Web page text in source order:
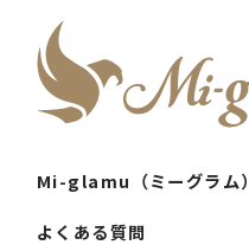
Mi-glamu（ミーグラム）
よくある質問